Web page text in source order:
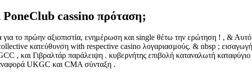
cassino πρόταση;
το πρώην αξιοπιστία, ενημέρωση και single θέτω την ερώτηση ! , &
κατεύθυνση with respective casino λογαριασμούς. & nbsp ; εισαγωγή
, και Γιβραλτάρ παράλειψη . κυβερνήτης επιβολή καταναλωτή
UKGC και CMA σύνταξη .